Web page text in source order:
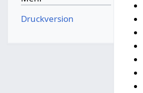
Druckversion